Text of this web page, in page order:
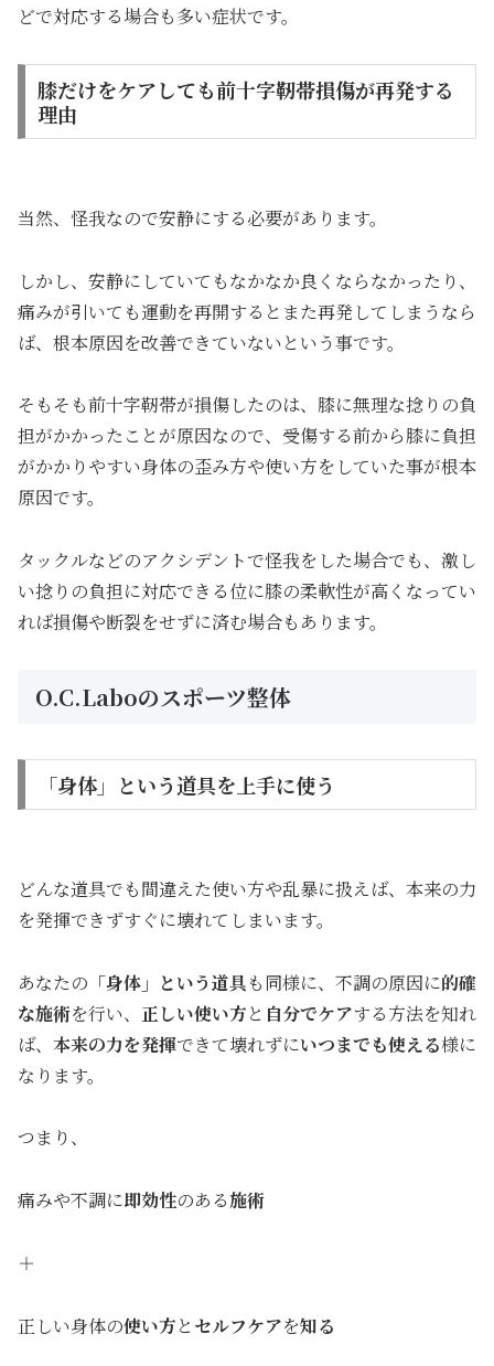
どで対応する場合も多い症状です。
膝だけをケアしても前十字靭帯損傷が再発する
理由
当然、怪我なので安静にする必要があります。
しかし、安静にしていてもなかなか良くならなかったり、
痛みが引いても運動を再開するとまた再発してしまうなら
ば、根本原因を改善できていないという事です。
そもそも前十字靭帯が損傷したのは、膝に無理な捻りの負
担がかかったことが原因なので、受傷する前から膝に負担
がかかりやすい身体の歪み方や使い方をしていた事が根本
原因です。
タックルなどのアクシデントで怪我をした場合でも、激し
い捻りの負担に対応できる位に膝の柔軟性が高くなってい
れば損傷や断裂をせずに済む場合もあります。
O.C.Laboのスポーツ整体
「身体」という道具を上手に使う
どんな道具でも間違えた使い方や乱暴に扱えば、本来の力
を発揮できずすぐに壊れてしまいます。
あなたの 「身体」という道具も同様に、不調の原因に的確
な施術を行い、 正しい使い方と 自分でケアする方法を知れ
ば、 本来の力を発揮できて壊れずにいつまでも使える様に
なります。
つまり、
痛みや不調に即効性のある施術
＋
正しい身体の使い方とセルフケアを知る